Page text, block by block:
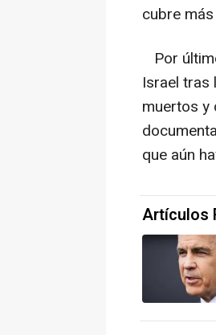
cubre
Por
Israel tras
muertos y
que aún
Artículos